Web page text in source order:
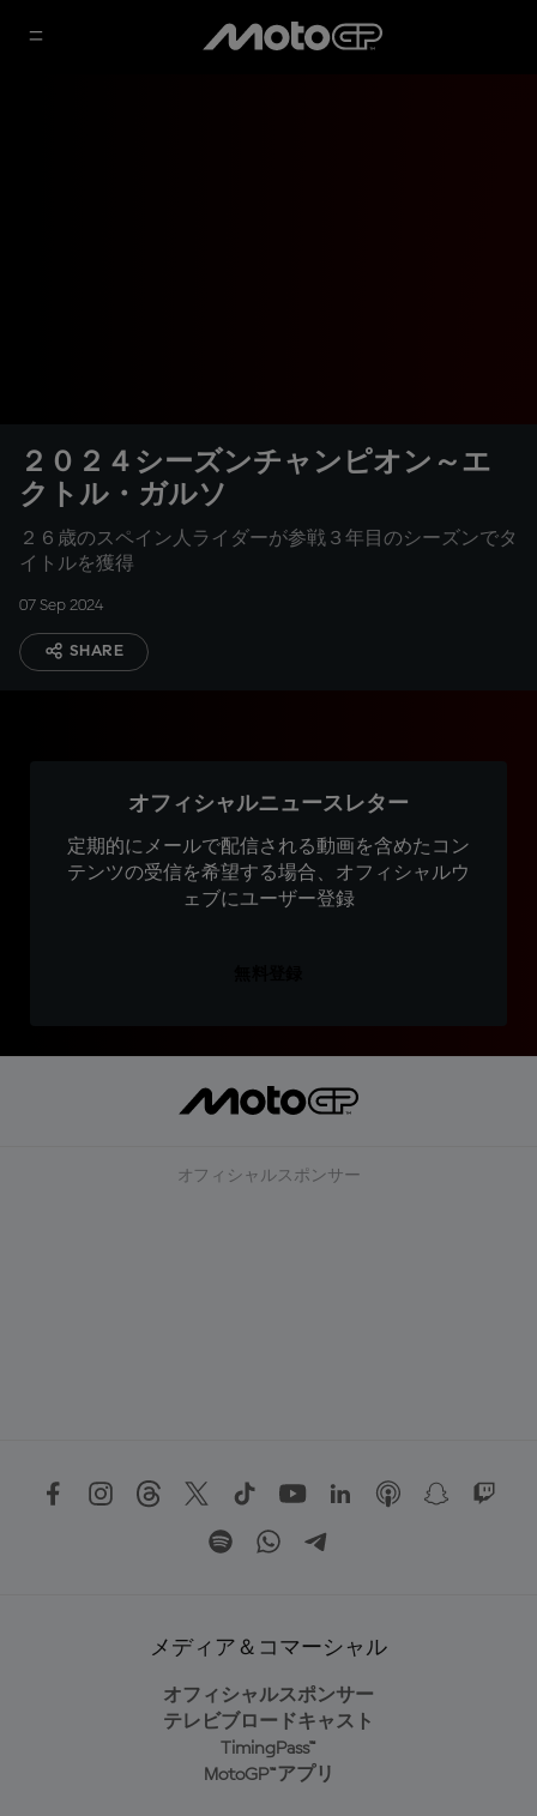
２０２４シーズンチャンピオン～エ
クトル・ガルソ
２６歳のスペイン人ライダーが参戦３年目のシーズンでタ
イトルを獲得
07 Sep 2024
SHARE
オフィシャルニュースレター
定期的にメールで配信される動画を含めたコン
テンツの受信を希望する場合、オフィシャルウ
ェブにユーザー登録
オフィシャルスポンサー
メディア＆コマーシャル
オフィシャルスポンサー
テレビブロードキャスト
TimingPass™
MotoGP™アプリ